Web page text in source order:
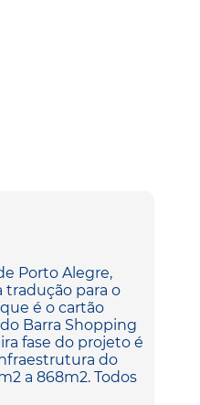
Porto Alegre,
tradução para o
é o cartão
Barra Shopping
fase do projeto é
do
a 868m2. Todos